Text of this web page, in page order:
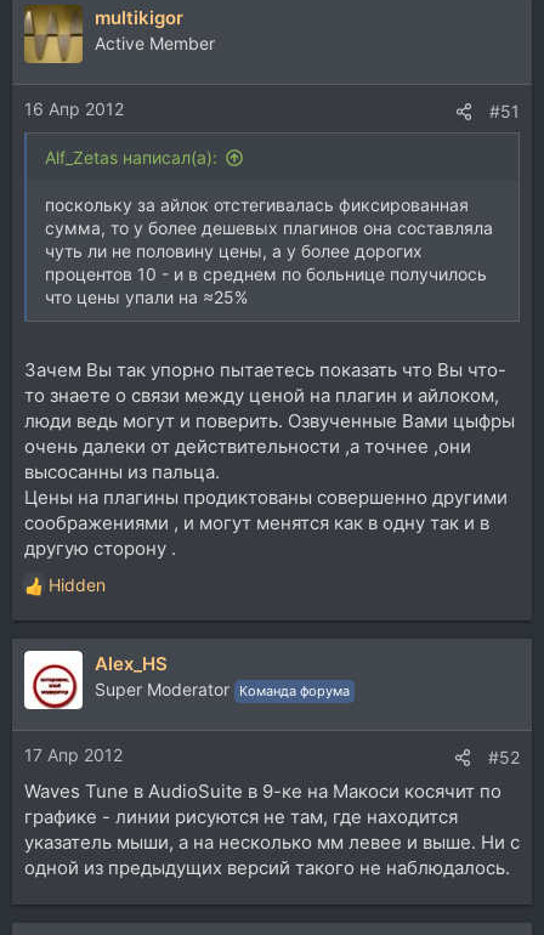
multikigor
Active Member
16 Апр 2012 #51
Alf_Zetas написал(а):
поскольку за айлок отстегивалась фиксированная
сумма, то у более дешевых плагинов она составляла
чуть ли не половину цены, а у более дорогих
процентов 10 - и в среднем по больнице получилось
что цены упали на ≈25%
Зачем Вы так упорно пытаетесь показать что Вы что-
то знаете о связи между ценой на плагин и айлоком,
люди ведь могут и поверить. Озвученные Вами цыфры
очень далеки от действительности ,а точнее ,они
высосанны из пальца.
Цены на плагины продиктованы совершенно другими
соображениями , и могут менятся как в одну так и в
другую сторону .
Р
е
а
ц
и
и
:
Hidden
Alex_HS
Super Moderator Команда форума
17 Апр 2012 #52
Waves Tune в AudioSuite в 9-ке на Макоси косячит по
графике - линии рисуются не там, где находится
указатель мыши, а на несколько мм левее и выше. Ни с
одной из предыдущих версий такого не наблюдалось.